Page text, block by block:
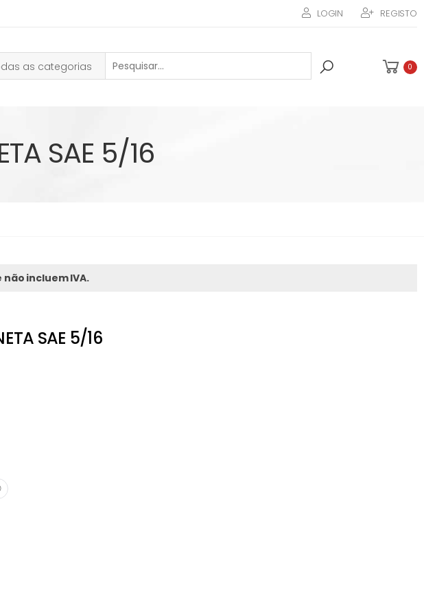
LOGIN REGISTO
0
as categorias
SAE 5/16
incluem IVA.
SAE 5/16